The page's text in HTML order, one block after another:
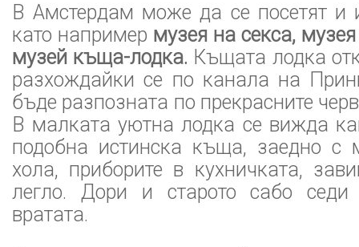
В Амстердам може да се посетят и
като например музея на секса,
музей къща-лодка. Къщата лодка
разхождайки се по канала на
бъде разпозната по прекрасните
В малката уютна лодка се вижда
подобна истинска къща, заедно с
хола, приборите в кухничката,
легло. Дори и старото сабо седи
вратата.